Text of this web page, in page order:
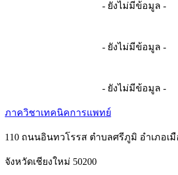
- ยังไม่มีข้อมูล -
- ยังไม่มีข้อมูล -
- ยังไม่มีข้อมูล -
ภาควิชาเทคนิคการแพทย์
110 ถนนอินทวโรรส ตำบลศรีภูมิ อำเภอเมื
จังหวัดเชียงใหม่ 50200